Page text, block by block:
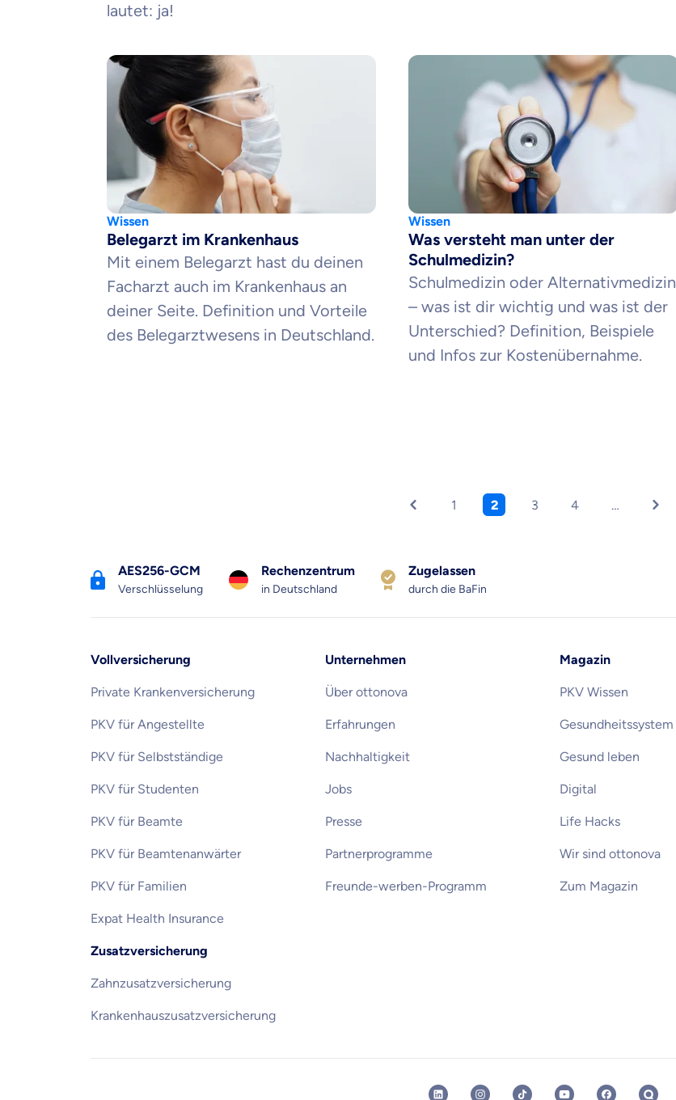
lautet: ja!
Wissen
Belegarzt im Krankenhaus
Mit einem Belegarzt hast du deinen
Facharzt auch im Krankenhaus an
deiner Seite. Definition und Vorteile
des Belegarztwesens in Deutschland.
Wissen
Was versteht man unter der
Schulmedizin?
Schulmedizin oder Alternativmedizin
– was ist dir wichtig und was ist der
Unterschied? Definition, Beispiele
und Infos zur Kostenübernahme.
1 2 3 4 …
AES256-GCM
Verschlüsselung
Rechenzentrum
in Deutschland
Zugelassen
durch die BaFin
Vollversicherung
Private Krankenversicherung
PKV für Angestellte
PKV für Selbstständige
PKV für Studenten
PKV für Beamte
PKV für Beamtenanwärter
PKV für Familien
Expat Health Insurance
Zusatzversicherung
Zahnzusatzversicherung
Krankenhauszusatzversicherung
Unternehmen
Über ottonova
Erfahrungen
Nachhaltigkeit
Jobs
Presse
Partnerprogramme
Freunde-werben-Programm
Magazin
PKV Wissen
Gesundheitssystem
Gesund leben
Digital
Life Hacks
Wir sind ottonova
Zum Magazin